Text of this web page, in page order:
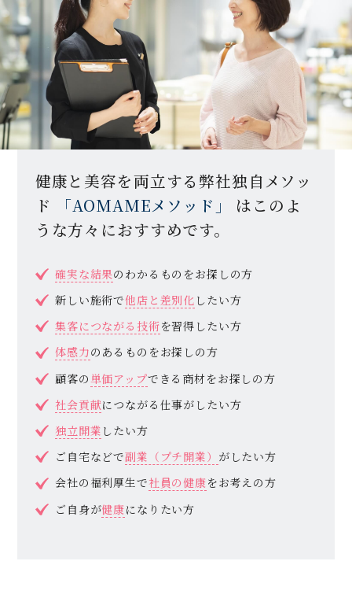
健康と美容を両立する弊社独自メソッ
ド
「AOMAMEメソッド」
はこのよ
うな方々におすすめです。
確実な結果のわかるものをお探しの方
新しい施術で他店と差別化 したい方
集客につながる技術を習得したい方
体感力のあるものをお探しの方
顧客の単価アップできる商材をお探しの方
社会貢献につながる仕事がしたい方
独立開業 したい方
ご自宅などで副業（プチ開業） がしたい方
会社の福利厚生で社員の健康をお考えの方
ご自身が健康になりたい方